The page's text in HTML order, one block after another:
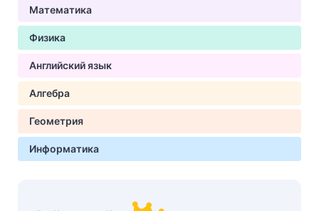
Математика
Физика
Английский язык
Алгебра
Геометрия
Информатика